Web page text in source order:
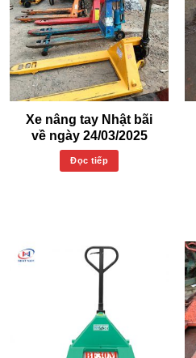
Xe nâng tay Nhật bãi
về ngày 24/03/2025
Đọc tiếp